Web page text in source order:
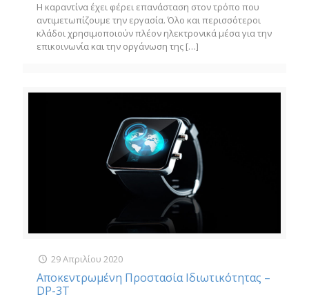
Η καραντίνα έχει φέρει επανάσταση στον τρόπο που
αντιμετωπίζουμε την εργασία. Όλο και περισσότεροι
κλάδοι χρησιμοποιούν πλέον ηλεκτρονικά μέσα για την
επικοινωνία και την οργάνωση της […]
29 Απριλίου 2020
Αποκεντρωμένη Προστασία Ιδιωτικότητας –
DP-3T